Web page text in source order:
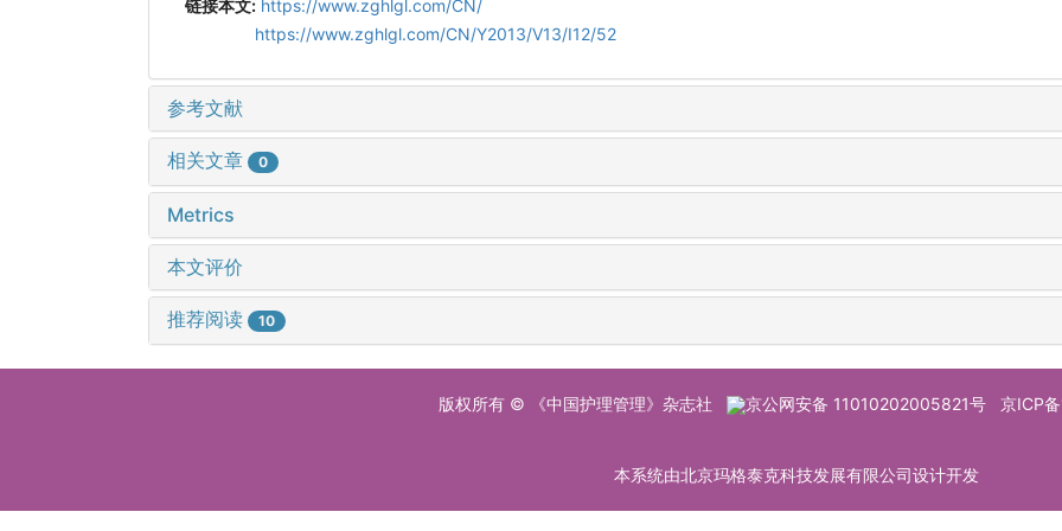
链接本文: https://www.zghlgl.com/CN/
https://www.zghlgl.com/CN/Y2013/V13/I12/52
参考文献
相关文章 0
Metrics
本文评价
推荐阅读 10
版权所有 © 《中国护理管理》杂志社 京公网安备 11010202005821号 京ICP
本系统由北京玛格泰克科技发展有限公司设计开发